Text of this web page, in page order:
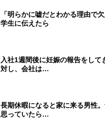
「明らかに嘘だとわかる理由で
学生に伝えたら
入社1週間後に妊娠の報告をして
対し、会社は…
長期休暇になると家に来る男性
思っていたら…